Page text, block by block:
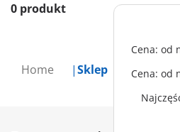
Home Sklep
0 produkt
Cena: od
Cena: od